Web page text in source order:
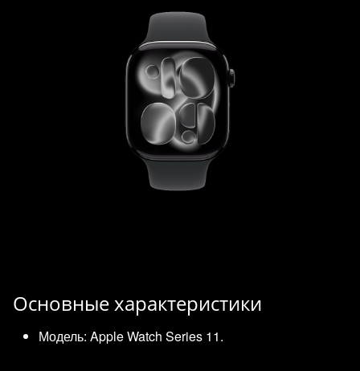
Основные характеристики
Модель: Apple Watch Series 11.